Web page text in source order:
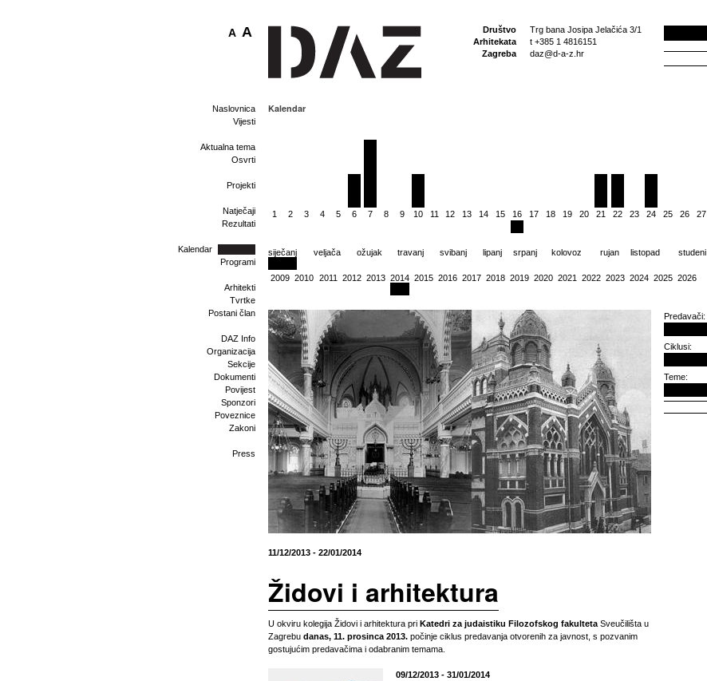
Društvo
Arhitekata
Zagreba
Trg bana Josipa Jelačića 3/1
t +385 1 4816151
daz@d-a-z.hr
A A
Naslovnica
Vijesti
Aktualna tema
Osvrti
Projekti
Natječaji
Rezultati
Kalendar
Programi
Arhitekti
Tvrtke
Postani član
DAZ Info
Organizacija
Sekcije
Dokumenti
Povijest
Sponzori
Poveznice
Zakoni
Press
Kalendar
1 2 3 4 5 6 7 8 9 10 11 12 13 14 15 16 17 18 19 20 21 22 23 24 25 26 27
siječanj veljača ožujak travanj svibanj lipanj srpanj kolovoz rujan listopad studeni
2009 2010 2011 2012 2013 2014 2015 2016 2017 2018 2019 2020 2021 2022 2023 2024 2025 2026
11/12/2013 - 22/01/2014
Židovi i arhitektura
U okviru kolegija Židovi i arhitektura pri Katedri za judaistiku Filozofskog fakulteta Sveučilišta u
Zagrebu danas, 11. prosinca 2013. počinje ciklus predavanja otvorenih za javnost, s pozvanim
gostujućim predavačima i odabranim temama.
09/12/2013 - 31/01/2014
Predavači:
Ciklusi:
Teme: